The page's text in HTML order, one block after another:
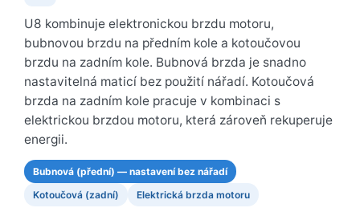
U8 kombinuje elektronickou brzdu motoru,
bubnovou brzdu na předním kole a kotoučovou
brzdu na zadním kole. Bubnová brzda je snadno
nastavitelná maticí bez použití nářadí. Kotoučová
brzda na zadním kole pracuje v kombinaci s
elektrickou brzdou motoru, která zároveň rekuperuje
energii.
Bubnová (přední) — nastavení bez nářadí
Kotoučová (zadní)
Elektrická brzda motoru